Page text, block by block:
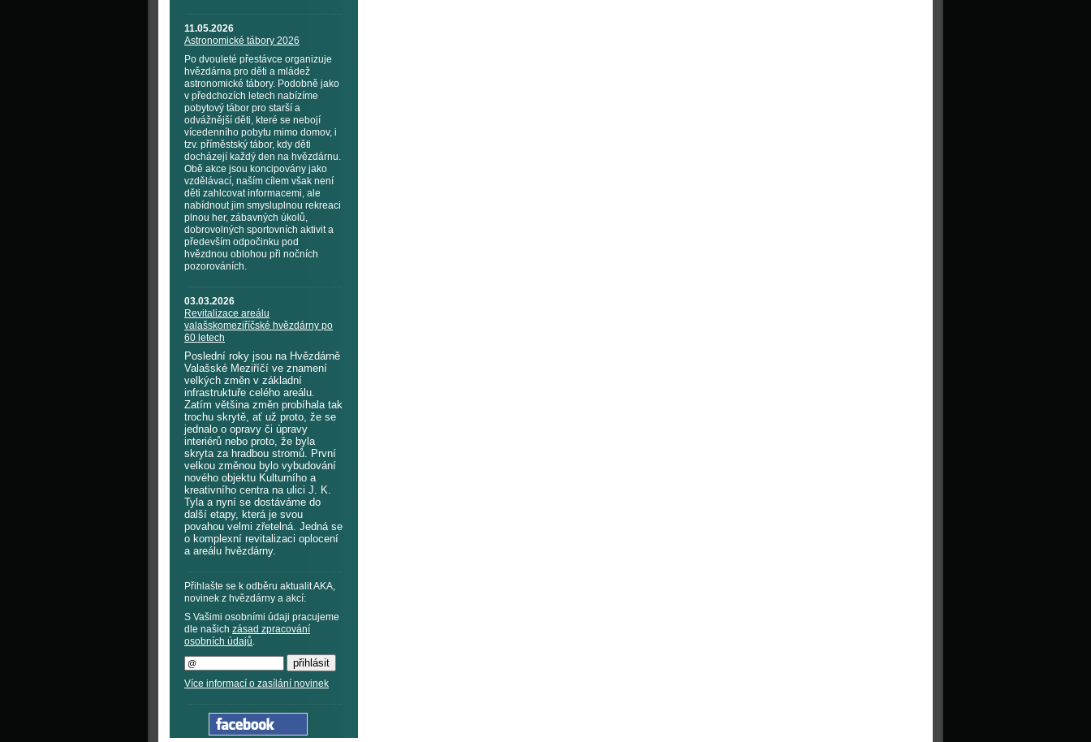
11.05.2026
Astronomické tábory 2026
Po dvouleté přestávce organizuje
hvězdárna pro děti a mládež
astronomické tábory. Podobně jako
v předchozích letech nabízíme
pobytový tábor pro starší a
odvážnější děti, které se nebojí
vícedenního pobytu mimo domov, i
tzv. příměstský tábor, kdy děti
docházejí každý den na hvězdárnu.
Obě akce jsou koncipovány jako
vzdělávací, naším cílem však není
děti zahlcovat informacemi, ale
nabídnout jim smysluplnou rekreaci
plnou her, zábavných úkolů,
dobrovolných sportovních aktivit a
především odpočinku pod
hvězdnou oblohou při nočních
pozorováních.
03.03.2026
Revitalizace areálu
valašskomeziříčské hvězdárny po
60 letech
Poslední roky jsou na Hvězdárně
Valašské Meziříčí ve znamení
velkých změn v základní
infrastruktuře celého areálu.
Zatím většina změn probíhala tak
trochu skrytě, ať už proto, že se
jednalo o opravy či úpravy
interiérů nebo proto, že byla
skryta za hradbou stromů. První
velkou změnou bylo vybudování
nového objektu Kulturního a
kreativního centra na ulici J. K.
Tyla a nyní se dostáváme do
další etapy, která je svou
povahou velmi zřetelná. Jedná se
o komplexní revitalizaci oplocení
a areálu hvězdárny.
Přihlašte se k odběru aktualit AKA,
novinek z hvězdárny a akcí:
S Vašimi osobními údaji pracujeme
dle našich zásad zpracování
osobních údajů.
Více informací o zasílání novinek